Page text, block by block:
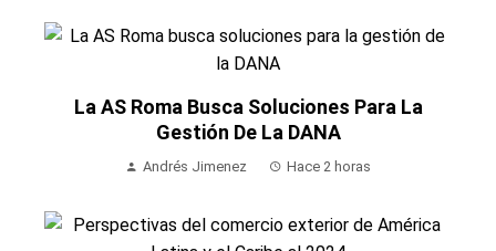
La AS Roma Busca Soluciones Para La
Gestión De La DANA
Andrés Jimenez Hace 2 horas